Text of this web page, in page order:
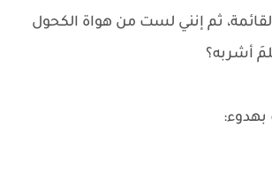
ثم إنني لست من هواة الكحول
أشربه؟